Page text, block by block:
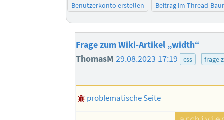
Benutzerkonto erstellen
Beitrag im Thread-
Frage zum Wiki-Artikel „width“
ThomasM29.08.2023 17:19 css frage
problematische Seite